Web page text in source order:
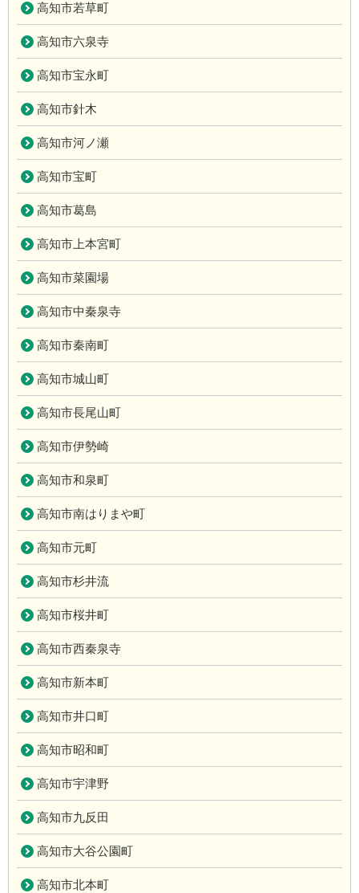
高知市若草町
高知市六泉寺
高知市宝永町
高知市針木
高知市河ノ瀬
高知市宝町
高知市葛島
高知市上本宮町
高知市菜園場
高知市中秦泉寺
高知市秦南町
高知市城山町
高知市長尾山町
高知市伊勢崎
高知市和泉町
高知市南はりまや町
高知市元町
高知市杉井流
高知市桜井町
高知市西秦泉寺
高知市新本町
高知市井口町
高知市昭和町
高知市宇津野
高知市九反田
高知市大谷公園町
高知市北本町